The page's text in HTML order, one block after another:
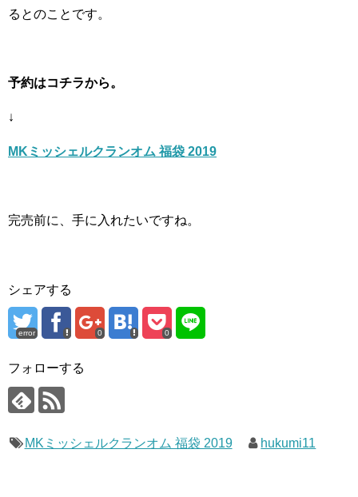
るとのことです。
予約はコチラから。
↓
MKミッシェルクランオム 福袋 2019
完売前に、手に入れたいですね。
シェアする
error 0 0
フォローする
MKミッシェルクランオム 福袋 2019 hukumi11